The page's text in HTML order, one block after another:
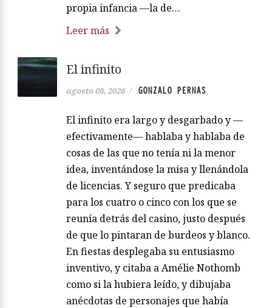
propia infancia —la de…
Leer más
El infinito
agosto 08, 2026 / GONZALO PERNAS
El infinito era largo y desgarbado y —
efectivamente— hablaba y hablaba de
cosas de las que no tenía ni la menor
idea, inventándose la misa y llenándola
de licencias. Y seguro que predicaba
para los cuatro o cinco con los que se
reunía detrás del casino, justo después
de que lo pintaran de burdeos y blanco.
En fiestas desplegaba su entusiasmo
inventivo, y citaba a Amélie Nothomb
como si la hubiera leído, y dibujaba
anécdotas de personajes que había